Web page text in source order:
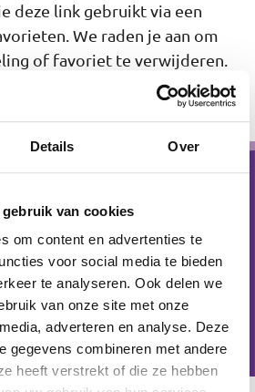
Details Over
van cookies
om content en advertenties te
voor social media te bieden
te analyseren. Ook delen we
van onze site met onze
adverteren en analyse. Deze
gegevens combineren met andere
heeft verstrekt of die ze hebben
deze link gebruikt via een
We raden je aan om
of favoriet te verwijderen.